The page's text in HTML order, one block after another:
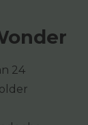
24